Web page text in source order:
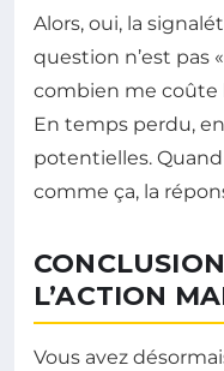
Alors, oui, la
question n’est pas
combien me coûte
En temps perdu,
potentielles.
comme ça, la
L’ACTION
Vous avez